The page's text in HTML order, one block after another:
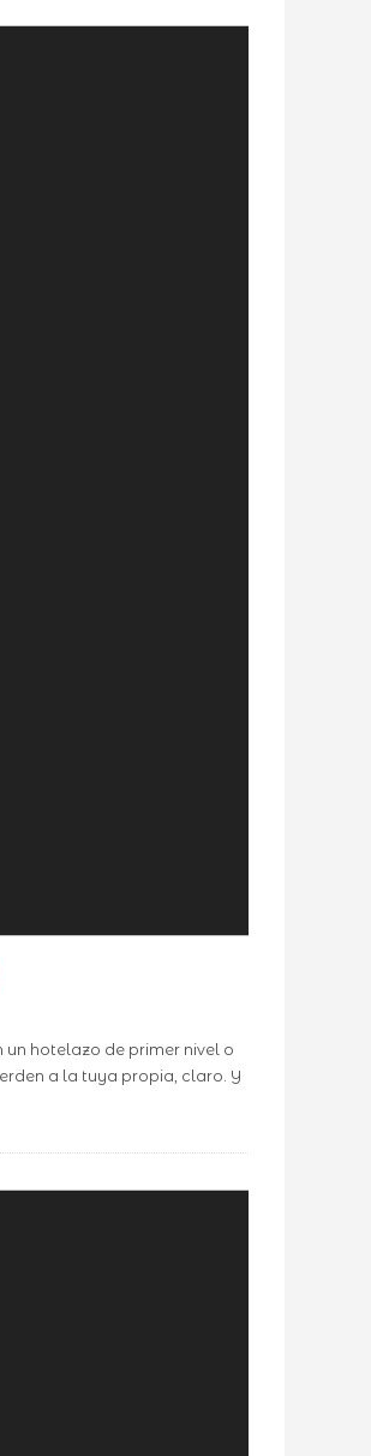
un hotelazo de primer nivel o
a la tuya propia, claro. Y